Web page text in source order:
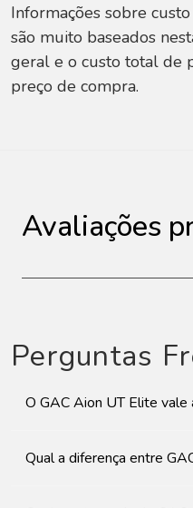
Informações sobre
são muito baseados
geral e o custo total de
preço de compra.
Avaliações
Perguntas
O GAC Aion UT Elite vale
Qual a diferença entre